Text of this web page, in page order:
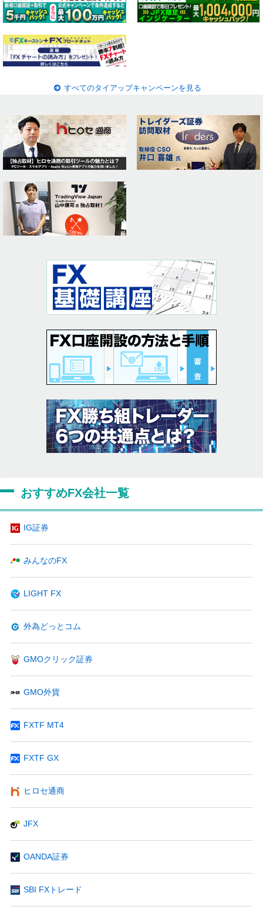
すべてのタイアップキャンペーンを見る
おすすめFX会社一覧
IG証券
みんなのFX
LIGHT FX
外為どっとコム
GMOクリック証券
GMO外貨
FXTF MT4
FXTF GX
ヒロセ通商
JFX
OANDA証券
SBI FXトレード